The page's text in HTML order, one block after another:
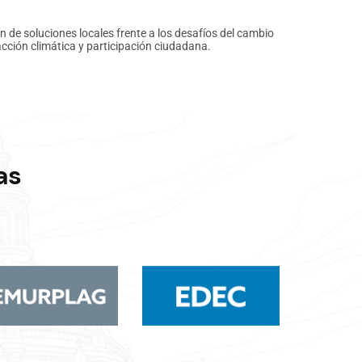
de soluciones locales frente a los desafíos del cambio
climática y participación ciudadana.